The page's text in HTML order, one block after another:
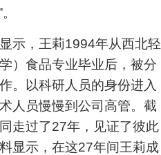
，王莉1994年从西北轻
）食品专业毕业后，被分
。以科研人员的身份进入
人员慢慢到公司高管。截
走过了27年，见证了彼此
显示，在这27年间王莉成